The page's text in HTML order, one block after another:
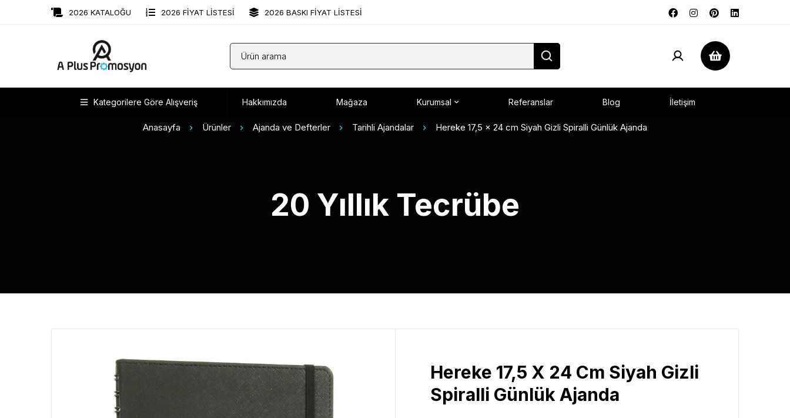
2026 KATALOĞU 2026 FİYAT LİSTESİ 2026 BASKI FİYAT LİSTESİ
Kategorilere Göre Alışveriş Hakkımızda Mağaza Kurumsal Referanslar Blog İletişim
Anasayfa Ürünler Ajanda ve Defterler Tarihli Ajandalar Hereke 17,5 x 24 cm Siyah Gizli Spiralli Günlük Ajanda
20 Yıllık Tecrübe
Hereke 17,5 X 24 Cm Siyah Gizli
Spiralli Günlük Ajanda